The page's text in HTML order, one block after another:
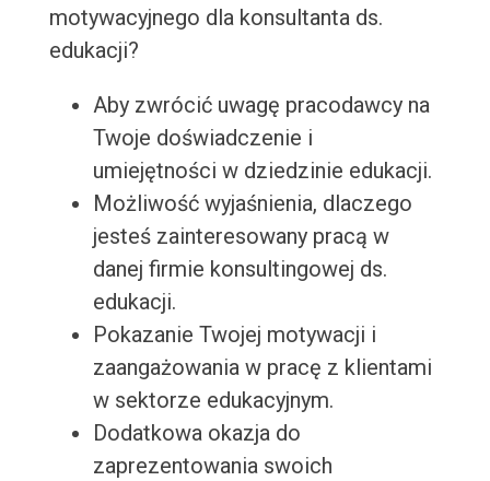
motywacyjnego dla konsultanta ds.
edukacji?
Aby zwrócić uwagę pracodawcy na
Twoje doświadczenie i
umiejętności w dziedzinie edukacji.
Możliwość wyjaśnienia, dlaczego
jesteś zainteresowany pracą w
danej firmie konsultingowej ds.
edukacji.
Pokazanie Twojej motywacji i
zaangażowania w pracę z klientami
w sektorze edukacyjnym.
Dodatkowa okazja do
zaprezentowania swoich